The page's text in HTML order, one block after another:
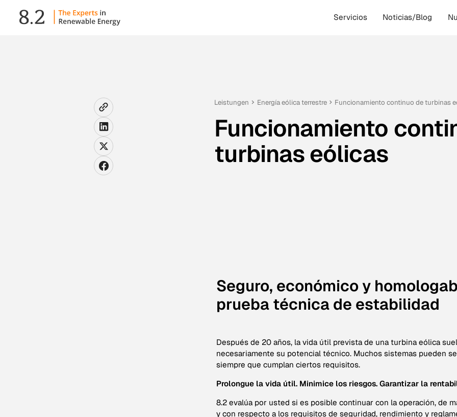
Servicios Noticias/Blog
Leistungen Energía eólica terrestre Funcionamiento continuo de turbinas
Funcionamiento
turbinas eólicas
Seguro, económico y
prueba técnica de estabilidad
Después de 20 años, la vida útil prevista de una turbina eólica
necesariamente su potencial técnico. Muchos sistemas pueden
siempre que cumplan ciertos requisitos.
Prolongue la vida útil. Minimice los riesgos. Garantizar la
8.2 evalúa por usted si es posible continuar con la operación, de
y con respecto a los requisitos de seguridad, rendimiento y